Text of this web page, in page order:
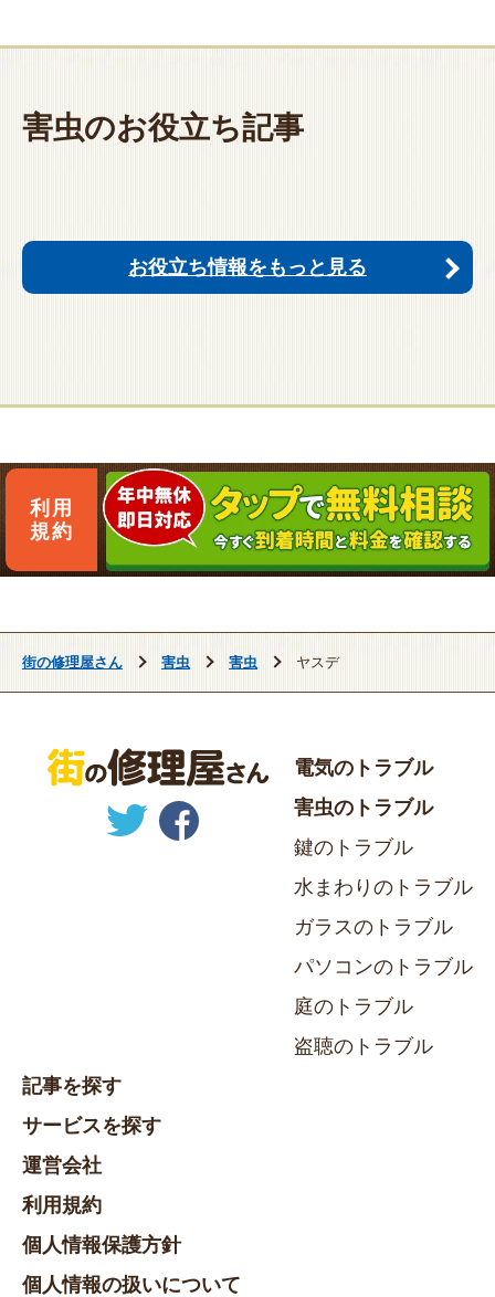
害虫のお役立ち記事
お役立ち情報をもっと見る
利用
規約
街の修理屋さん 害虫 害虫 ヤスデ
電気のトラブル
害虫のトラブル
鍵のトラブル
水まわりのトラブル
ガラスのトラブル
パソコンのトラブル
庭のトラブル
盗聴のトラブル
記事を探す
サービスを探す
運営会社
利用規約
個人情報保護方針
個人情報の扱いについて